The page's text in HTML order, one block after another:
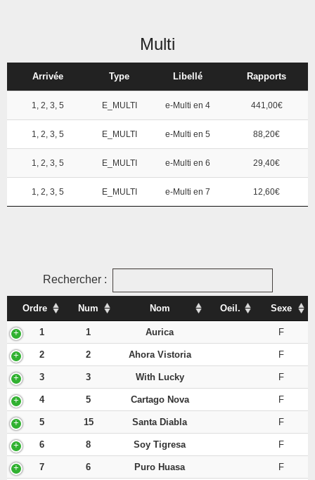
Multi
Arrivée Type Libellé Rapports
1, 2, 3, 5 E_MULTI e-Multi en 4 441,00€
1, 2, 3, 5 E_MULTI e-Multi en 5 88,20€
1, 2, 3, 5 E_MULTI e-Multi en 6 29,40€
1, 2, 3, 5 E_MULTI e-Multi en 7 12,60€
Rechercher :
Ordre Num Nom Oeil. Sexe
1 1 Aurica F
2 2 Ahora Vistoria F
3 3 With Lucky F
4 5 Cartago Nova F
5 15 Santa Diabla F
6 8 Soy Tigresa F
7 6 Puro Huasa F